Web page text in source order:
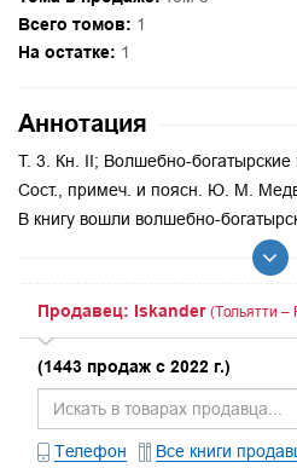
Всего томов: 1
На остатке: 1
Аннотация
Т. 3. Кн. II; Волшебно-богатырские
Сост., примеч. и поясн. Ю. М.
В книгу вошли волшебно-
Продавец: Iskander (Тольятти –
(1443 продаж с 2022 г.)
Телефон Все книги